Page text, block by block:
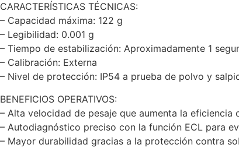
CARACTERÍSTICAS TÉCNICAS:
– Capacidad máxima: 122 g
– Legibilidad: 0.001 g
– Tiempo de estabilización: Aproximadamente 1
– Calibración: Externa
– Nivel de protección: IP54 a prueba de polvo y
BENEFICIOS OPERATIVOS:
– Alta velocidad de pesaje que aumenta la eficiencia
– Autodiagnóstico preciso con la función ECL para
– Mayor durabilidad gracias a la protección contra